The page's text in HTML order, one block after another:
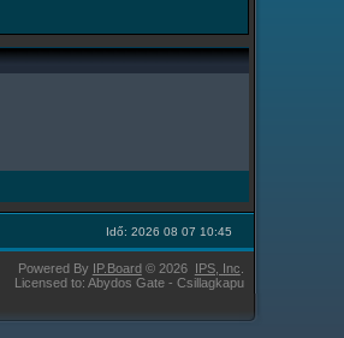
Idő: 2026 08 07 10:45
Powered By IP.Board © 2026 IPS, Inc
Licensed to: Abydos Gate - Csillagkapu